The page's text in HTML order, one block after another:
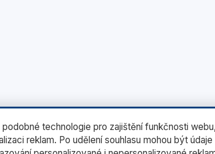
technologie pro zajištění funkčnosti
reklam. Po udělení souhlasu mohou být